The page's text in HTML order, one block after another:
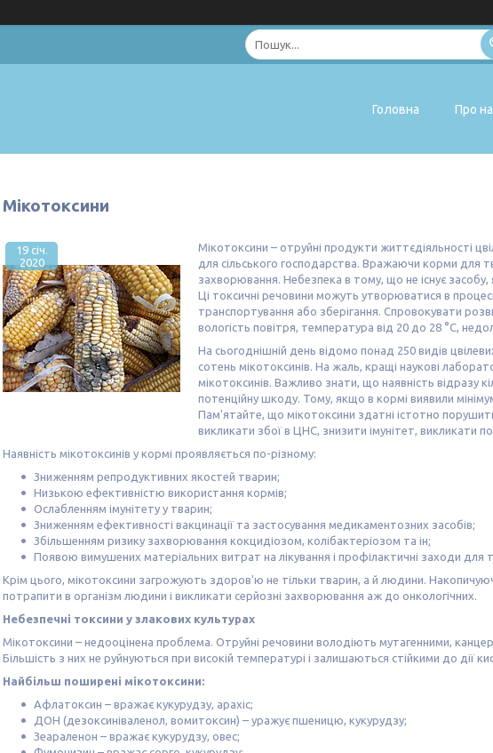
Головна Про
Мікотоксини
19 січ.
2020
Мікотоксини – отруйні продукти життєдіяльності
для сільського господарства. Вражаючи корми для
захворювання. Небезпека в тому, що не існує засобу,
Ці токсичні речовини можуть утворюватися в
транспортування або зберігання. Спровокувати
вологість повітря, температура від 20 до 28 °C,
На сьогоднішній день відомо понад 250 видів
сотень мікотоксинів. На жаль, кращі наукові
мікотоксинів. Важливо знати, що наявність відразу
потенційну шкоду. Тому, якщо в кормі виявили
Пам'ятайте, що мікотоксини здатні істотно
викликати збої в ЦНС, знизити імунітет, викликати
Наявність мікотоксинів у кормі проявляється по-різному:
Зниженням репродуктивних якостей тварин;
Низькою ефективністю використання кормів;
Ослабленням імунітету у тварин;
Зниженням ефективності вакцинації та застосування медикаментозних засобів;
Збільшенням ризику захворювання кокцидіозом, колібактеріозом та ін;
Появою вимушених матеріальних витрат на лікування і профілактичні заходи для
Крім цього, мікотоксини загрожують здоров'ю не тільки тварин, а й людини.
потрапити в організм людини і викликати серйозні захворювання аж до онкологічних.
Небезпечні токсини у злакових культурах
Мікотоксини – недооцінена проблема. Отруйні речовини володіють мутагенними,
Більшість з них не руйнуються при високій температурі і залишаються стійкими до дії
Найбільш поширені мікотоксини:
Афлатоксин – вражає кукурудзу, арахіс;
ДОН (дезоксиніваленол, вомитоксин) – уражує пшеницю, кукурудзу;
Зеараленон – вражає кукурудзу, овес;